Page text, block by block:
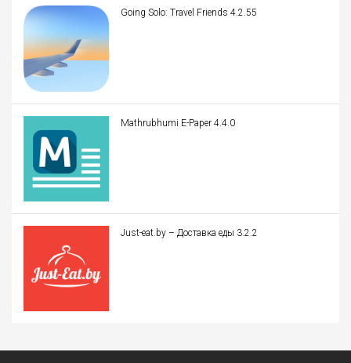
Going Solo: Travel Friends 4.2.55
Mathrubhumi E-Paper 4.4.0
Just-eat.by – Доставка еды 3.2.2